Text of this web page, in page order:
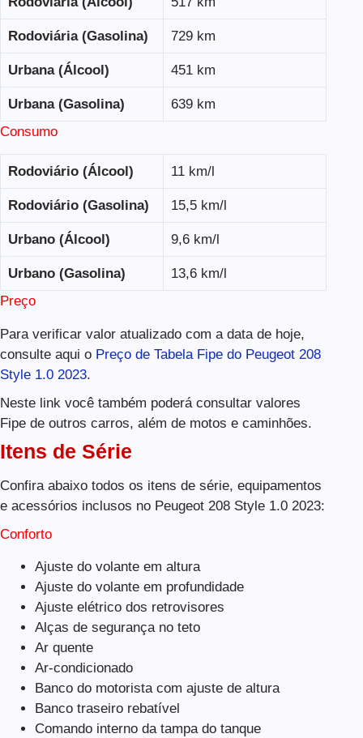
Rodoviária (Gasolina) 729 km
Urbana (Álcool) 451 km
Urbana (Gasolina)
639 km
Consumo
Rodoviário (Álcool) 11 km/l
Rodoviário (Gasolina) 15,5 km/l
Urbano (Álcool) 9,6 km/l
Urbano (Gasolina)
13,6 km/l
Preço
Para verificar valor atualizado com a data de hoje,
consulte aqui o Preço de Tabela Fipe do Peugeot 208
Style 1.0 2023.
Neste link você também poderá consultar valores
Fipe de outros carros, além de motos e caminhões.
Itens de Série
Confira abaixo todos os itens de série, equipamentos
e acessórios inclusos no Peugeot 208 Style 1.0 2023:
Conforto
Ajuste do volante em altura
Ajuste do volante em profundidade
Ajuste elétrico dos retrovisores
Alças de segurança no teto
Ar quente
Ar-condicionado
Banco do motorista com ajuste de altura
Banco traseiro rebatível
Comando interno da tampa do tanque